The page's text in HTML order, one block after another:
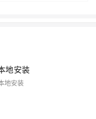
地安装
地安装